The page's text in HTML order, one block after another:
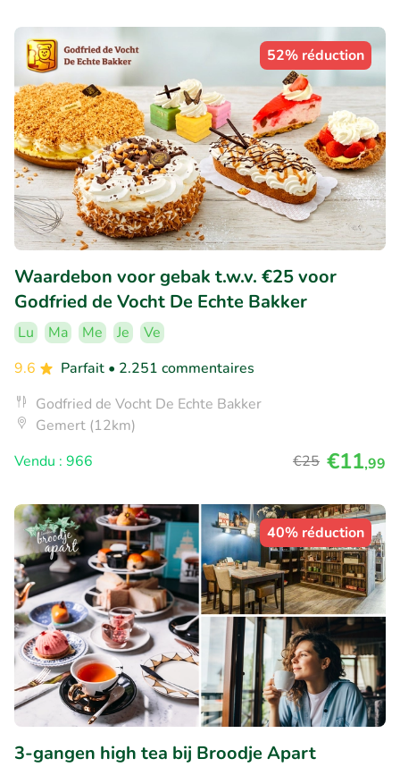
52% réduction
Waardebon voor gebak t.w.v. €25 voor
Godfried de Vocht De Echte Bakker
Lu Ma Me Je
Ve
9.6
Parfait • 2.251 commentaires
Godfried de Vocht De Echte Bakker
Gemert (12km)
Vendu : 966
€25 €11,99
40% réduction
3-gangen high tea bij Broodje Apart